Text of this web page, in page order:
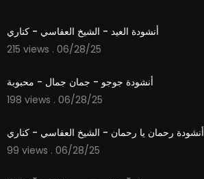
أنشودة العيد - الشيخ العفاسي - كناري
215 views . 06/28/25
أنشودة جوجو - جمان جمال - محبوبة
198 views . 06/28/25
أنشودة رحمان يا رحمان - الشيخ العفاسي - كناري
99 views . 06/28/25